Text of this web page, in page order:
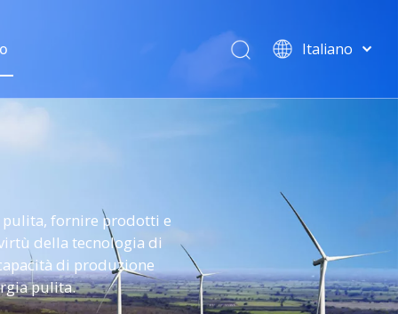
Italiano
Deutsch
pulita, fornire prodotti e
della tecnologia di
di produzione
pulita.